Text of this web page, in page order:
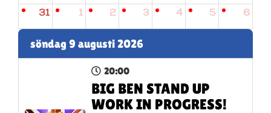
31 1 2 3 4 5 6
söndag 9 augusti 2026
20:00
BIG BEN STAND UP
WORK IN PROGRESS!